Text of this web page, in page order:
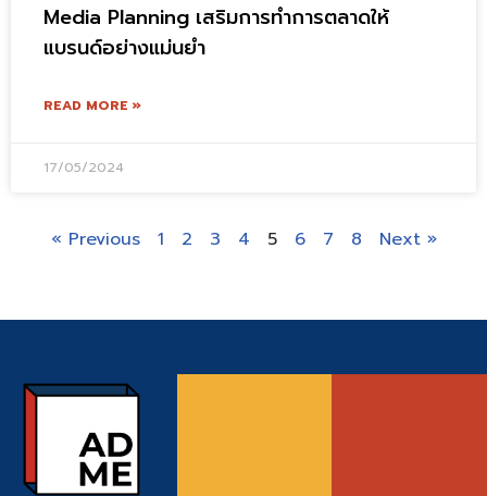
Media Planning เสริมการทำการตลาดให้
แบรนด์อย่างแม่นยำ
READ MORE »
17/05/2024
« Previous 1 2 3 4 5 6 7 8 Next »